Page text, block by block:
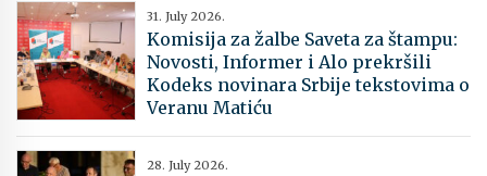
31. July 2026.
Komisija za žalbe Saveta za štampu:
Novosti, Informer i Alo prekršili
Kodeks novinara Srbije tekstovima o
Veranu Matiću
28. July 2026.